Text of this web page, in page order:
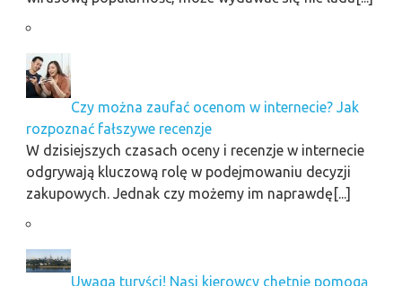
Czy można zaufać ocenom w internecie? Jak
rozpoznać fałszywe recenzje
W dzisiejszych czasach oceny i recenzje w internecie
odgrywają kluczową rolę w podejmowaniu decyzji
zakupowych. Jednak czy możemy im naprawdę[...]
Uwaga turyści! Nasi kierowcy chętnie pomogą